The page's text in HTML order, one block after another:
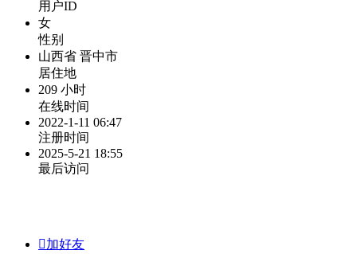
用户ID
女
性别
山西省 晋中市
居住地
209 小时
在线时间
2022-1-11 06:47
注册时间
2025-5-21 18:55
最后访问
加好友